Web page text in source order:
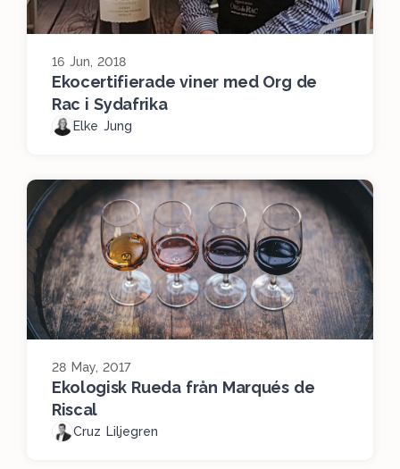
16 Jun, 2018
Ekocertifierade viner med Org de
Rac i Sydafrika
Elke Jung
28 May, 2017
Ekologisk Rueda från Marqués de
Riscal
Cruz Liljegren